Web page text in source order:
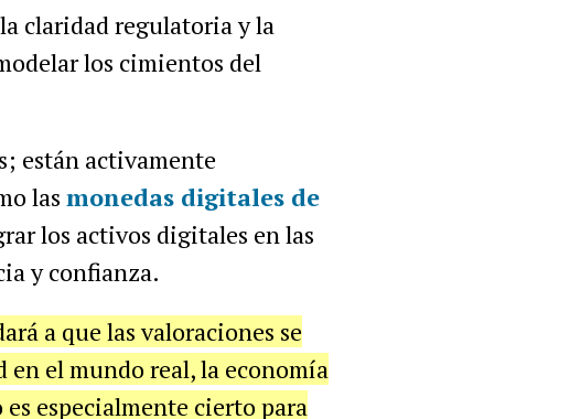
claridad regulatoria y la
los cimientos del
están activamente
las monedas digitales de
los activos digitales en las
y confianza.
a que las valoraciones se
el mundo real, la economía
especialmente cierto para